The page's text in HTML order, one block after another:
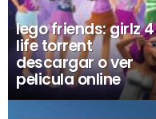
lego friends: girlz 4
life torrent
descargar o ver
pelicula online